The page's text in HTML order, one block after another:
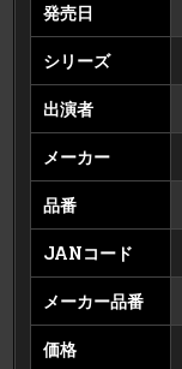
発売日
シリーズ
出演者
メーカー
品番
JANコード
メーカー品番
価格